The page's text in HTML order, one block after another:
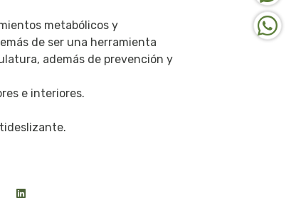
metabólicos y
de ser una herramienta
además de prevención y
e interiores.